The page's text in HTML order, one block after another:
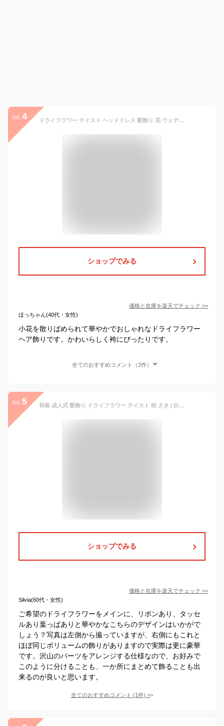
no. 4 ドライフラワー テイスト ヘッドドレス 髪飾り 花 ウェディング ルネ | 小花 花嫁 ウエディング ブライダル 造花 結婚式 海外挙式 前撮り 花飾り ヘアアクセ ヘアアクセサリー 和装 振袖 袴 成人式 白無垢 色打掛 着物 ウ
ショップでみる
価格と在庫を楽天でチェック >>
ほっちゃん(40代・女性)
小花を散りばめられて華やかでおしゃれなドライフラワー
ヘア飾りです。かわいらしく袴にぴったりです。
全てのおすすめコメント（2件）
no. 5 和装 成人式 髪飾り ドライフラワー テイスト 咲 さき | 白無垢 色打掛 振袖 袴 ヘッドドレス アイボリー 白 アンティーク ヘッドドレス ウェディング ウエディング 結婚式 和 和婚 ブライダル ヘッドアクセ ヘッドアク
ショップでみる
価格と在庫を楽天でチェック >>
Silvia(60代・女性)
ご希望のドライフラワーをメインに、リボンあり、タッセ
ルあり葉っぱありと華やかなこちらのデザインはいかがで
しょう？写真は左側から撮っていますが、右側にもこれと
ほぼ同じボリュームの飾りがありますので実際は更に豪華
です。沢山のパーツをアレンジする仕様なので、お好みで
このように分けることも、一か所にまとめて飾ることも出
来るのが良いと思います。
全てのおすすめコメント (1件) >